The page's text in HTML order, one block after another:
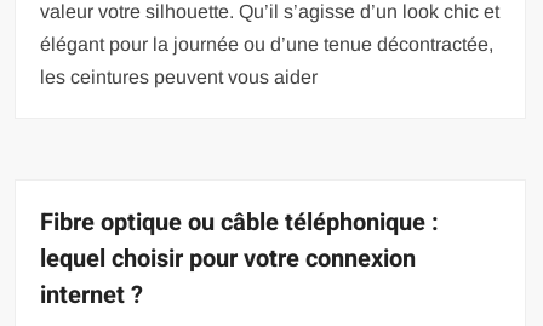
valeur votre silhouette. Qu’il s’agisse d’un look chic et
élégant pour la journée ou d’une tenue décontractée,
les ceintures peuvent vous aider
Fibre optique ou câble téléphonique :
lequel choisir pour votre connexion
internet ?